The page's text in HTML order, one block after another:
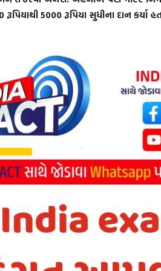
5000 રૂપિયા સુધીના દાન કર્યા